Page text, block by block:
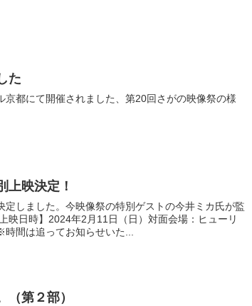
た
都にて開催されました、第20回さがの映像祭の様
上映決定！
しました。今映像祭の特別ゲストの今井ミカ氏が監
映日時】2024年2月11日（日）対面会場：ヒューリ
間は追ってお知らせいた...
第２部）